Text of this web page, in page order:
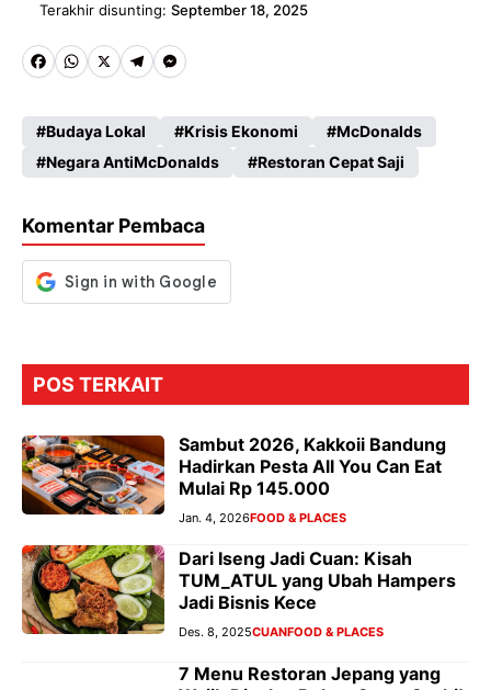
Terakhir disunting: September 18, 2025
Fa
b
o
k
W
ts
A
p
X
Te
gr
a
M
se
n
er
Budaya Lokal Krisis Ekonomi
McDonalds
Negara AntiMcDonalds
Restoran Cepat Saji
Komentar Pembaca
POS TERKAIT
Sambut 2026, Kakkoii Bandung
Hadirkan Pesta All You Can Eat
Mulai Rp 145.000
Jan. 4, 2026FOOD & PLACES
Dari Iseng Jadi Cuan: Kisah
TUM_ATUL yang Ubah Hampers
Jadi Bisnis Kece
Des. 8, 2025CUANFOOD & PLACES
7 Menu Restoran Jepang yang